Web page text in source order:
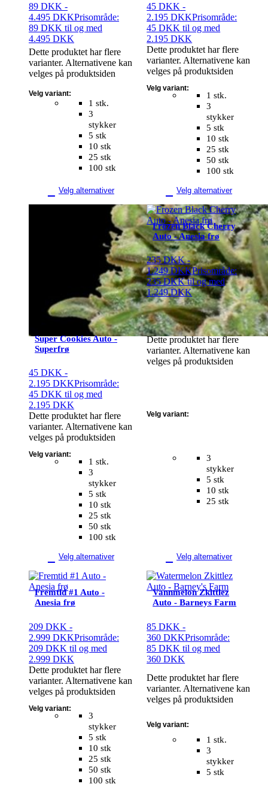
89 DKK -
4.495 DKKPrisområde:
89 DKK til og med
4.495 DKK
1 stk.
3
stykker
5 stk
10 stk
25 stk
100 stk
Velg variant:
Velg alternativer
Dette produktet har flere
varianter. Alternativene kan
velges på produktsiden
45DKK -
2.195DKKPrisområde:
45 DKK til og med
2.195 DKK
1 stk.
3
stykker
5 stk
10 stk
25 stk
50 stk
100 stk
Velg variant:
Velg alternativer
Dette produktet har flere
varianter. Alternativene kan
velges på produktsiden
Super Cookies Auto -
Superfrø
45 DKK -
2.195 DKKPrisområde:
45 DKK til og med
2.195 DKK
1 stk.
3
stykker
5 stk
10 stk
25 stk
50 stk
100 stk
Velg variant:
Velg alternativer
Dette produktet har flere
varianter. Alternativene kan
velges på produktsiden
Frozen Black Cherry
Auto - Anesia frø
235DKK -
1.249DKKPrisområde:
235 DKK til og med
1.249 DKK
3
stykker
5 stk
10 stk
25 stk
Velg variant:
Velg alternativer
Dette produktet har flere
varianter. Alternativene kan
velges på produktsiden
Fremtid #1 Auto -
Anesia frø
209 DKK -
2.999 DKKPrisområde:
209 DKK til og med
2.999 DKK
3
stykker
5 stk
10 stk
25 stk
50 stk
100 stk
Velg variant:
Dette produktet har flere
varianter. Alternativene kan
velges på produktsiden
Vannmelon Zkittlez
Auto - Barneys Farm
85DKK -
360DKKPrisområde:
85 DKK til og med
360 DKK
1 stk.
3
stykker
5 stk
Velg variant:
Dette produktet har flere
varianter. Alternativene kan
velges på produktsiden